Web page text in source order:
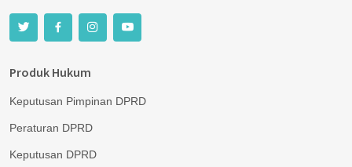
Produk Hukum
Keputusan Pimpinan DPRD
Peraturan DPRD
Keputusan DPRD